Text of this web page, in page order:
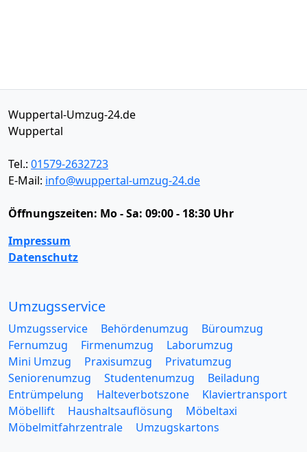
Wuppertal-Umzug-24.de
Wuppertal
Tel.: 01579-2632723
E-Mail: info@wuppertal-umzug-24.de
Öffnungszeiten: Mo - Sa: 09:00 - 18:30 Uhr
Impressum
Datenschutz
Umzugsservice
Umzugsservice Behördenumzug
Büroumzug
Fernumzug
Firmenumzug
Laborumzug
Mini Umzug
Praxisumzug
Privatumzug
Seniorenumzug
Studentenumzug
Beiladung
Entrümpelung
Halteverbotszone
Klaviertransport
Möbellift
Haushaltsauflösung
Möbeltaxi
Möbelmitfahrzentrale
Umzugskartons